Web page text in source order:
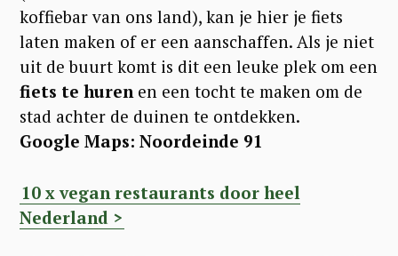
koffiebar van ons land), kan je hier je fiets
laten maken of er een aanschaffen. Als je niet
uit de buurt komt is dit een leuke plek om een
fiets te huren en een tocht te maken om de
stad achter de duinen te ontdekken.
Google Maps: Noordeinde 91
10 x vegan restaurants door heel
Nederland >